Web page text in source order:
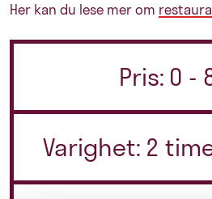
Her kan du lese mer om
Pris: 0 -
Varighet: 2